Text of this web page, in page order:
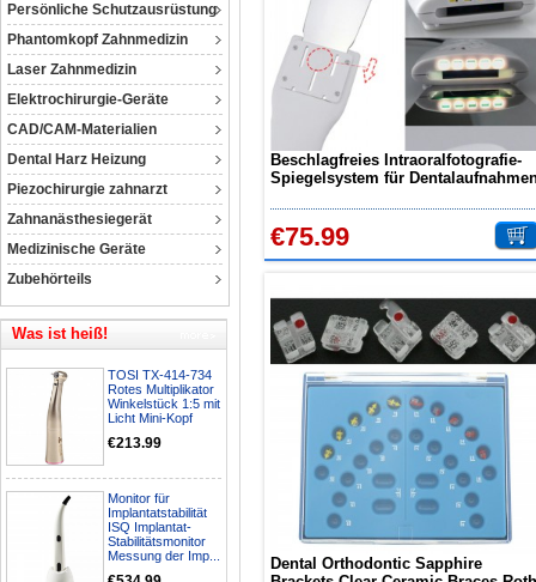
Persönliche Schutzausrüstung
Phantomkopf Zahnmedizin
Laser Zahnmedizin
Elektrochirurgie-Geräte
CAD/CAM-Materialien
Dental Harz Heizung
Piezochirurgie zahnarzt
Zahnanästhesiegerät
Medizinische Geräte
Zubehörteils
Was ist heiß!
TOSI TX-414-734
Rotes Multiplikator
Winkelstück 1:5 mit
Licht Mini-Kopf
€213.99
Monitor für
Implantatstabilität
ISQ Implantat-
Stabilitätsmonitor
Messung der Imp...
Beschlagfreies Intraoralfotografie-
Spiegelsystem für
Imaging-Spiegel
€75.99
Dental Orthodontic Sapphire